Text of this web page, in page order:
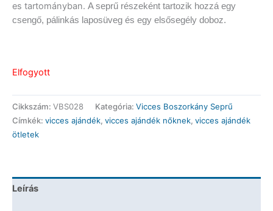
es tartományban. A seprű részeként tartozik hozzá egy
csengő, pálinkás laposüveg és egy elsősegély doboz.
Elfogyott
Cikkszám: VBS028 Kategória: Vicces Boszorkány Seprű
Címkék: vicces ajándék, vicces ajándék nőknek, vicces ajándék
ötletek
Leírás